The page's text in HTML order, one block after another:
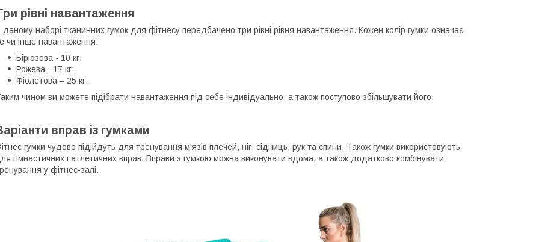
рівні навантаження
даному наборі тканинних гумок для фітнесу передбачено три рівні рівня навантаження. Кожен колір гумки означає
чи інше навантаження:
Бірюзова - 10 кг;
Рожева - 17 кг;
Фіолетова – 25 кг.
чином ви можете підібрати навантаження під себе індивідуально, а також поступово збільшувати його.
вправ із гумками
гумки чудово підійдуть для тренування м'язів плечей, ніг, сідниць, рук та спини. Також гумки використовують
гімнастичних і атлетичних вправ. Вправи з гумкою можна виконувати вдома, а також додатково комбінувати
у фітнес-залі.